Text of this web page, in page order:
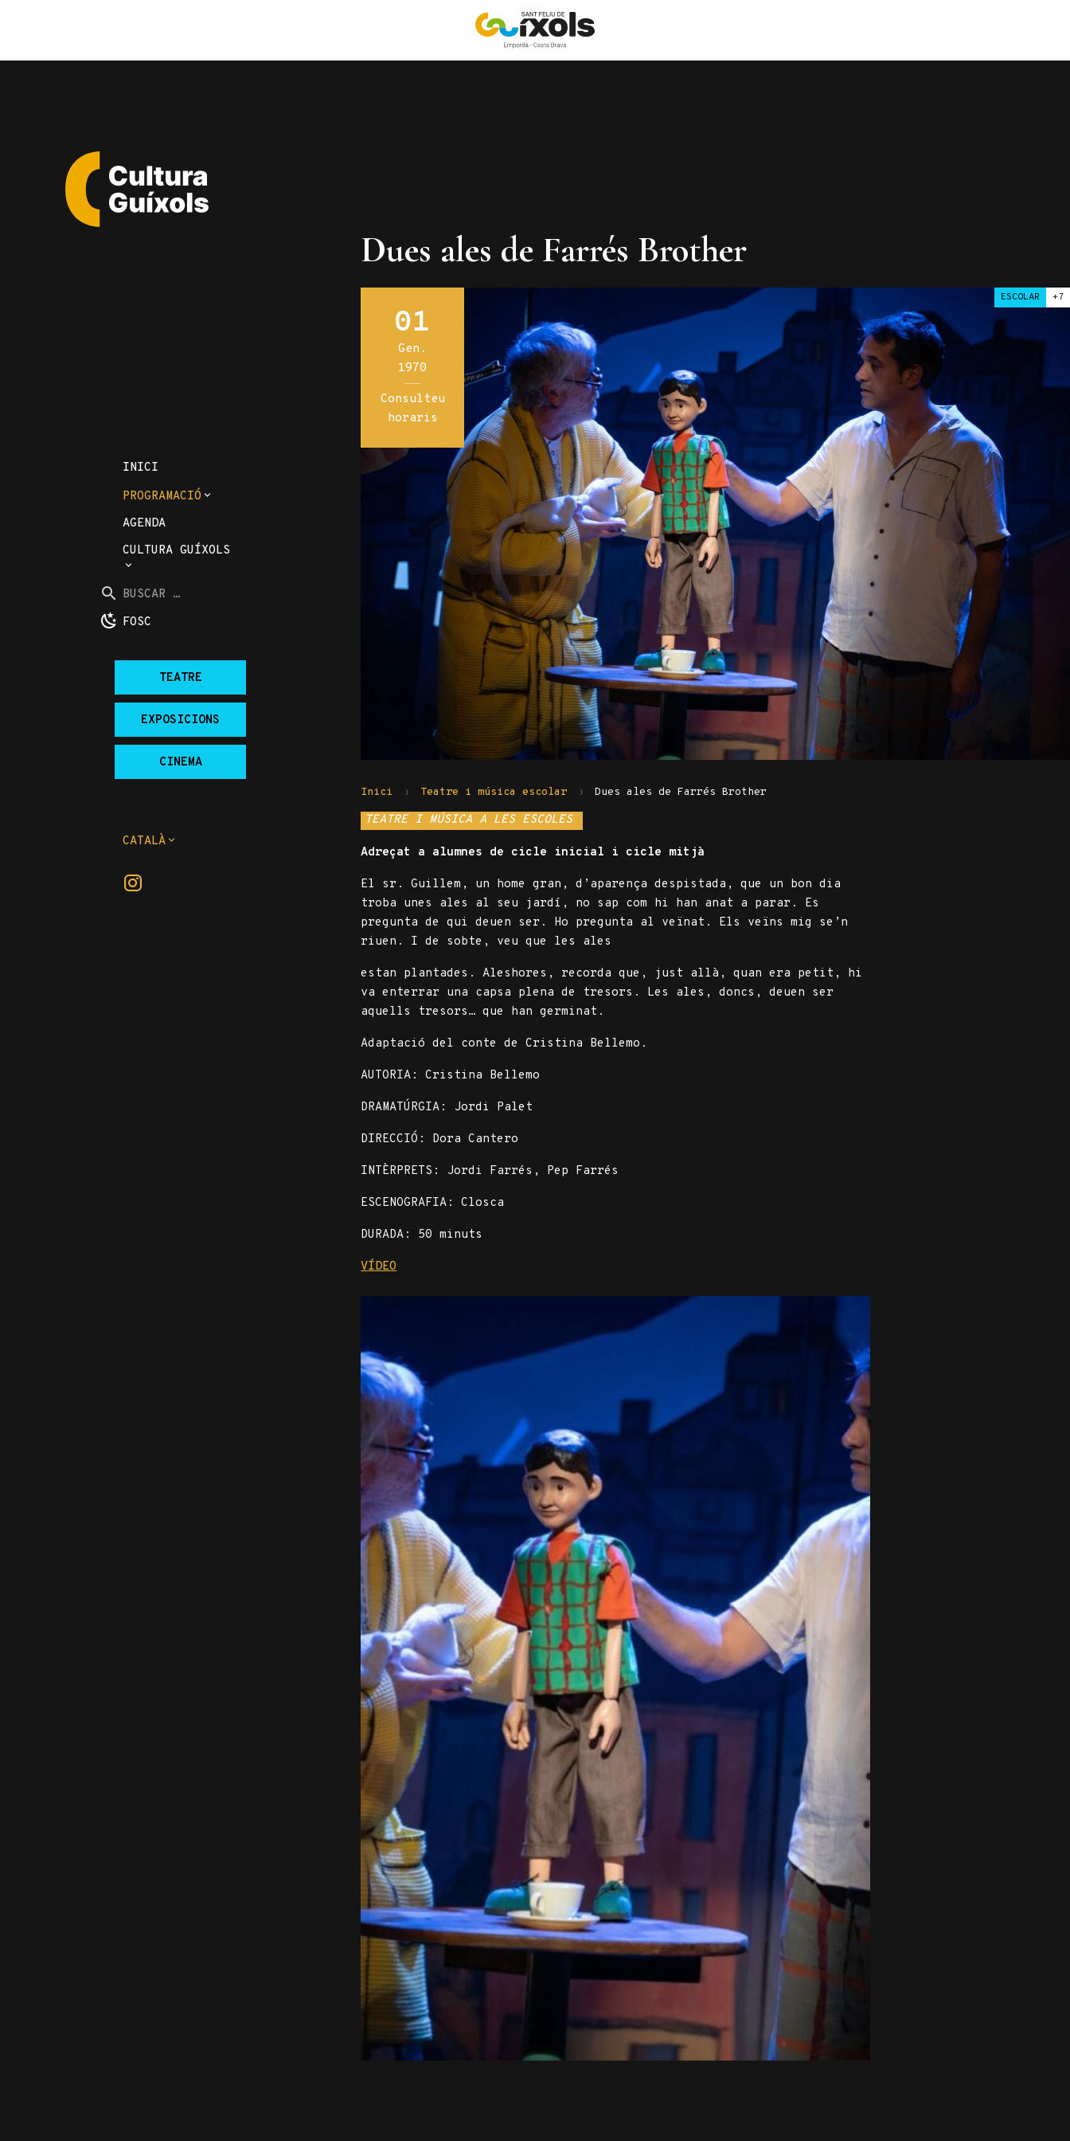
INICI
PROGRAMACIÓ
AGENDA
CULTURA GUÍXOLS
Buscar
per
web:
... FOSC
TEATRE
EXPOSICIONS
CINEMA
CATALÀ
Dues ales de Farrés Brother
01
Gen.
1970
Consulteu
horaris
ESCOLAR +7
Inici Teatre i música escolar Dues ales de Farrés Brother
TEATRE I MÚSICA A LES ESCOLES
Adreçat a alumnes de cicle inicial i cicle mitjà
El sr. Guillem, un home gran, d’aparença despistada, que un bon dia
troba unes ales al seu jardí, no sap com hi han anat a parar. Es
pregunta de qui deuen ser. Ho pregunta al veïnat. Els veïns mig se’n
riuen. I de sobte, veu que les ales
estan plantades. Aleshores, recorda que, just allà, quan era petit, hi
va enterrar una capsa plena de tresors. Les ales, doncs, deuen ser
aquells tresors… que han germinat.
Adaptació del conte de Cristina Bellemo.
AUTORIA: Cristina Bellemo
DRAMATÚRGIA: Jordi Palet
DIRECCIÓ: Dora Cantero
INTÈRPRETS: Jordi Farrés, Pep Farrés
ESCENOGRAFIA: Closca
DURADA: 50 minuts
VÍDEO